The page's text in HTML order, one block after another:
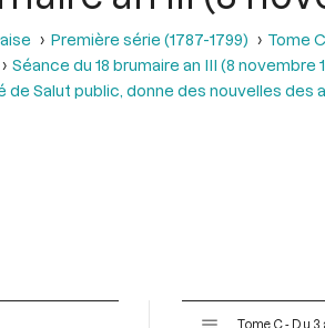
Première série (1787-1799)
Tome
Séance du 18 brumaire an III (8 novembre
de Salut public, donne des nouvelles
Tome C - Du